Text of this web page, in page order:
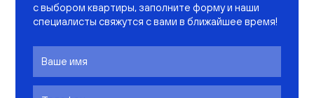
с выбором квартиры, заполните форму и наши
специалисты свяжутся с вами в ближайшее время!